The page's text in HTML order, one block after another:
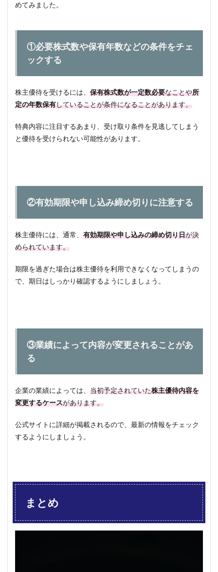
めてみました。
①必要株式数や保有年数などの条件をチェ
ックする
株主優待を受けるには、 保有株式数が一定数必要なことや所
定の年数保有していることが条件になることがあります。
特典内容に注目するあまり、受け取り条件を見逃してしまう
と優待を受けられない可能性があります。
②有効期限や申し込み締め切りに注意する
株主優待には、通常、 有効期限や申し込みの締め切り日が決
められています。
期限を過ぎた場合は株主優待を利用できなくなってしまうの
で、期日はしっかり確認するようにしましょう。
③業績によって内容が変更されることがあ
る
企業の業績によっては、 当初予定されていた株主優待内容を
変更するケースがあります。
公式サイトに詳細が掲載されるので、最新の情報をチェック
するようにしましょう。
まとめ